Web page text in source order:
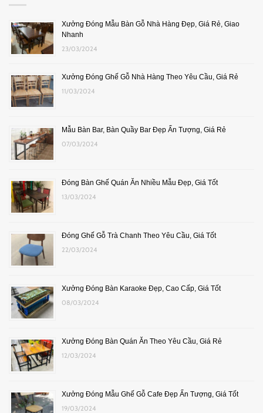
Xưởng Đóng Mẫu Bàn Gỗ Nhà Hàng Đẹp, Giá Rẻ, Giao
Nhanh
23/03/2024
Xưởng Đóng Ghế Gỗ Nhà Hàng Theo Yêu Cầu, Giá Rẻ
11/03/2024
Mẫu Bàn Bar, Bàn Quầy Bar Đẹp Ấn Tượng, Giá Rẻ
07/03/2024
Đóng Bàn Ghế Quán Ăn Nhiều Mẫu Đẹp, Giá Tốt
13/03/2024
Đóng Ghế Gỗ Trà Chanh Theo Yêu Cầu, Giá Tốt
22/03/2024
Xưởng Đóng Bàn Karaoke Đẹp, Cao Cấp, Giá Tốt
08/03/2024
Xưởng Đóng Bàn Quán Ăn Theo Yêu Cầu, Giá Rẻ
12/03/2024
Xưởng Đóng Mẫu Ghế Gỗ Cafe Đẹp Ấn Tượng, Giá Tốt
19/03/2024